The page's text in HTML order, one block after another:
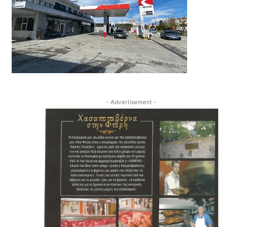
- Advertisement -